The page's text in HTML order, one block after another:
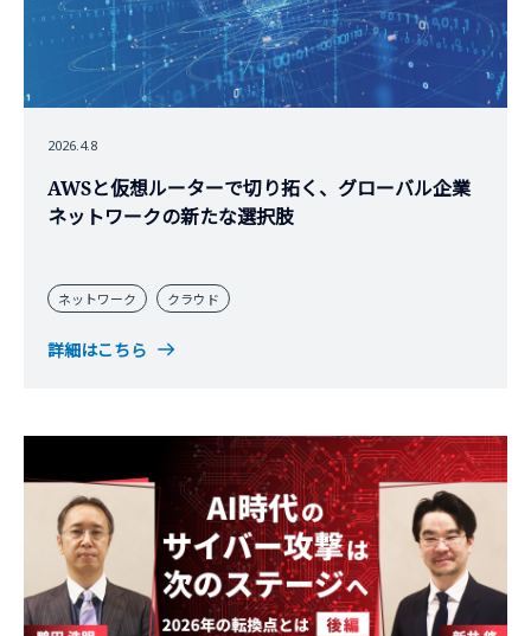
2026.4.8
AWSと仮想ルーターで切り拓く、グローバル企業
ネットワークの新たな選択肢
ネットワーク クラウド
詳細はこちら